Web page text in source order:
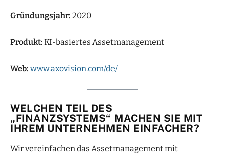
Gründungsjahr: 2020
Produkt: KI-basiertes Assetmanagement
Web: www.axovision.com/de/
WELCHEN TEIL DES
„FINANZSYSTEMS“ MACHEN SIE MIT
IHREM UNTERNEHMEN EINFACHER?
Wir vereinfachen das Assetmanagement mit